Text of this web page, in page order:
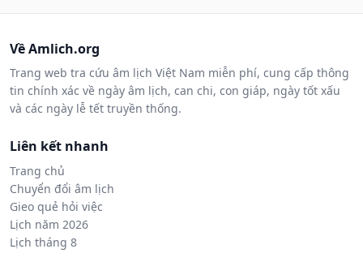
Về Amlich.org
Trang web tra cứu âm lịch Việt Nam miễn phí, cung cấp thông
tin chính xác về ngày âm lịch, can chi, con giáp, ngày tốt xấu
và các ngày lễ tết truyền thống.
Liên kết nhanh
Trang chủ
Chuyển đổi âm lịch
Gieo quẻ hỏi việc
Lịch năm 2026
Lịch tháng 8